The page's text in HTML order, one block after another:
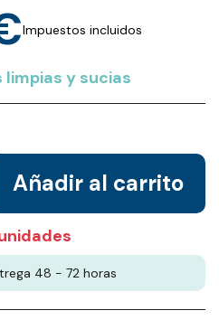
Impuestos incluidos
limpias y sucias
Añadir al carrito
48 - 72 horas